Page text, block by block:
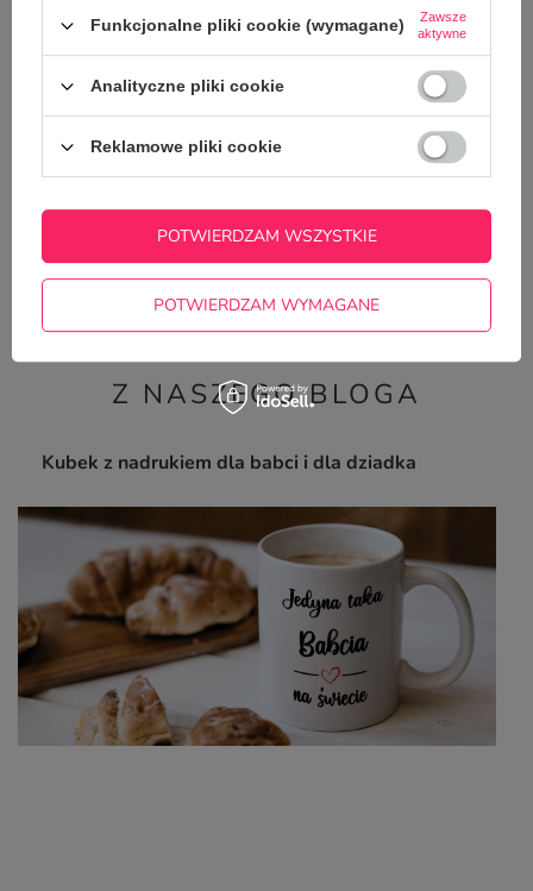
39,00 zł
Kubek z
22,50 zł
Z NASZEGO BLOGA
Kubek z nadrukiem dla babci i dla dziadka
Funkcjonalne pliki cookie (wymagane)
Zawsze
aktywne
Analityczne pliki cookie
Reklamowe pliki cookie
POTWIERDZAM WYMAGANE
POTWIERDZAM WSZYSTKIE